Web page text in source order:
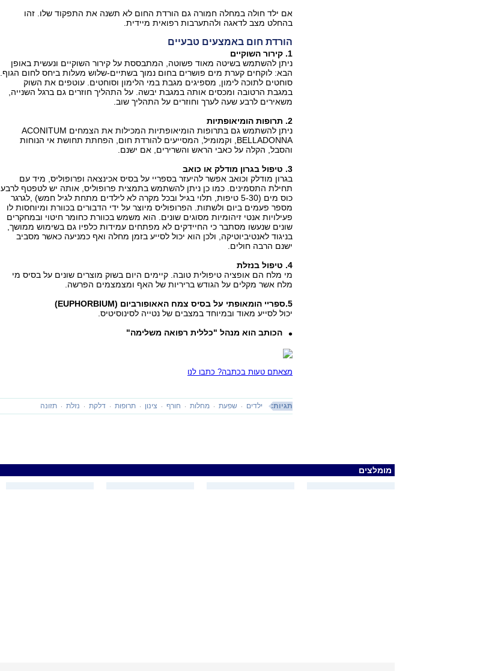
אם ילד חולה במחלה חמורה גם הורדת החום לא תשנה את התפקוד שלו. זהו
בהחלט מצב לדאגה ולהתערבות רפואית מיידית.
הורדת חום באמצעים טבעיים
1. קירור השוקיים
ניתן להשתמש בשיטה מאוד פשוטה, המתבססת על קירור השוקיים ונעשית באופן
הבא: לוקחים קערת מים פושרים בחום נמוך בשתיים-שלוש מעלות ביחס לחום הגוף.
סוחטים לתוכה לימון, מספיגים מגבת במי הלימון וסוחטים. עוטפים את השוק
במגבת הרטובה ומכסים אותה במגבת יבשה. על התהליך חוזרים גם ברגל השנייה,
משאירים לרבע שעה לערך וחוזרים על התהליך שוב.
2. תרופות הומיאופתיות
ניתן להשתמש גם בתרופות הומיאופתיות המכילות את הצמחים ACONITUM
,BELLADONNA וקמומיל, המסייעים להורדת חום, הפחתת תחושת אי הנוחות
והסבל, הקלה על כאבי הראש והשרירים, אם ישנם.
3. טיפול בגרון מודלק או כואב
בגרון מודלק וכואב אפשר להיעזר בספריי על בסיס אכינצאה ופרופוליס, מיד עם
תחילת התסמינים. כמו כן ניתן להשתמש בתמצית פרופוליס, אותה יש לטפטף לרבע
כוס מים (5-30 טיפות, תלוי בגיל ובכל מקרה לא לילדים מתחת לגיל חמש) ,לגרגר
מספר פעמים ביום ולשתות. הפרופוליס מיוצר על ידי הדבורים בכוורת ומיוחסות לו
פעילויות אנטי זיהומיות מסוגים שונים. הוא משמש בכוורת כחומר חיטוי ובמחקרים
שונים שנעשו מסתבר כי החיידקים לא מפתחים עמידות כלפיו גם בשימוש ממושך,
בניגוד לאנטיביוטיקה, ולכן הוא יכול לסייע בזמן מחלה ואף כמניעה כאשר מסביב
ישנם הרבה חולים.
4. טיפול בנזלת
מי מלח הם אופציה טיפולית טובה. קיימים היום בשוק מוצרים שונים על בסיס מי
מלח אשר מקלים על הגודש בריריות של האף ומצמצמים הפרשה.
5.ספריי הומאופתי על בסיס צמח האאופורביום (EUPHORBIUM)
יכול לסייע מאוד ובמיוחד במצבים של נטייה לסינוסיטיס.
הכותב הוא מנהל "כללית רפואה משלימה"
מצאתם טעות בכתבה? כתבו לנו
תגיות: ילדים שפעת מחלות חורף צינון תרופות דלקת נזלת תזונה
מומלצים